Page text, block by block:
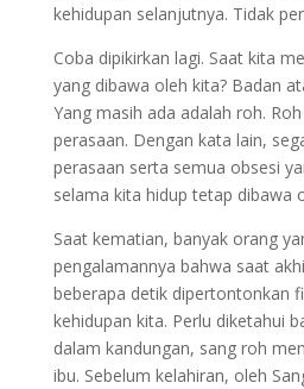
kehidupan selanjutnya. Tidak
Coba dipikirkan lagi. Saat kita
yang dibawa oleh kita? Badan
Yang masih ada adalah roh.
perasaan. Dengan kata lain,
perasaan serta semua obsesi
selama kita hidup tetap dibawa
Saat kematian, banyak orang
pengalamannya bahwa saat
beberapa detik dipertontonkan
kehidupan kita. Perlu diketahui
dalam kandungan, sang roh
ibu. Sebelum kelahiran, oleh